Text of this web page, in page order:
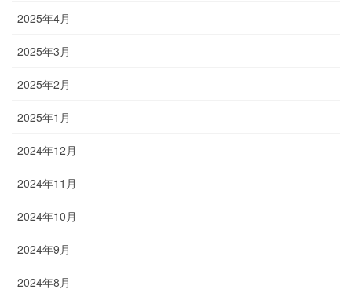
2025年4月
2025年3月
2025年2月
2025年1月
2024年12月
2024年11月
2024年10月
2024年9月
2024年8月